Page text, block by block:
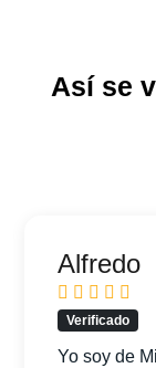
Así se
Alfredo
Verificado
Yo soy de